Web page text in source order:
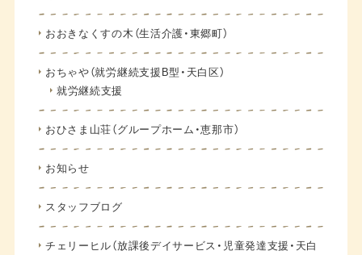
おおきなくすの木（生活介護・東郷町）
おちゃや（就労継続支援B型・天白区）
就労継続支援
おひさま山荘（グループホーム・恵那市）
お知らせ
スタッフブログ
チェリーヒル（放課後デイサービス・児童発達支援・天白